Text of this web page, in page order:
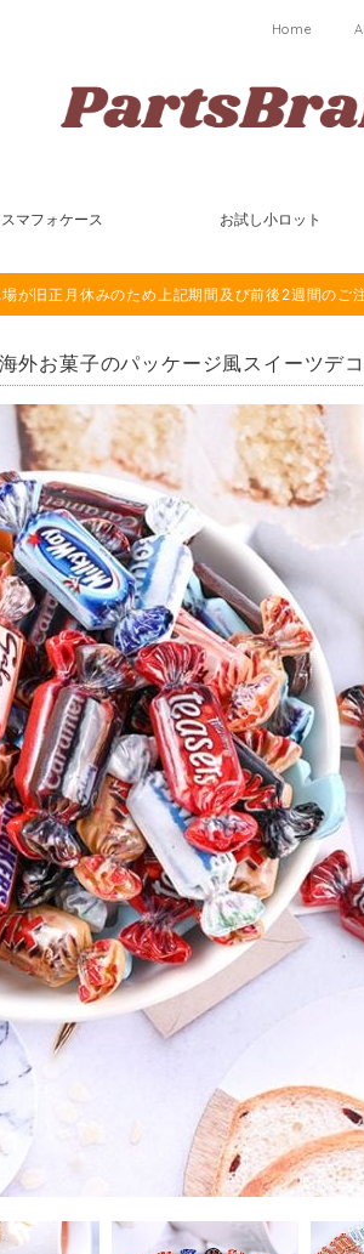
Home
スマフォケース お試し小ロット
が旧正月休みのため上記期間及び前後2週間のご
外お菓子のパッケージ風スイーツデ